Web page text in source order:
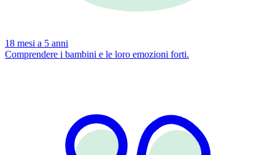
18 mesi a 5 anni
Comprendere i bambini e le loro emozioni forti.